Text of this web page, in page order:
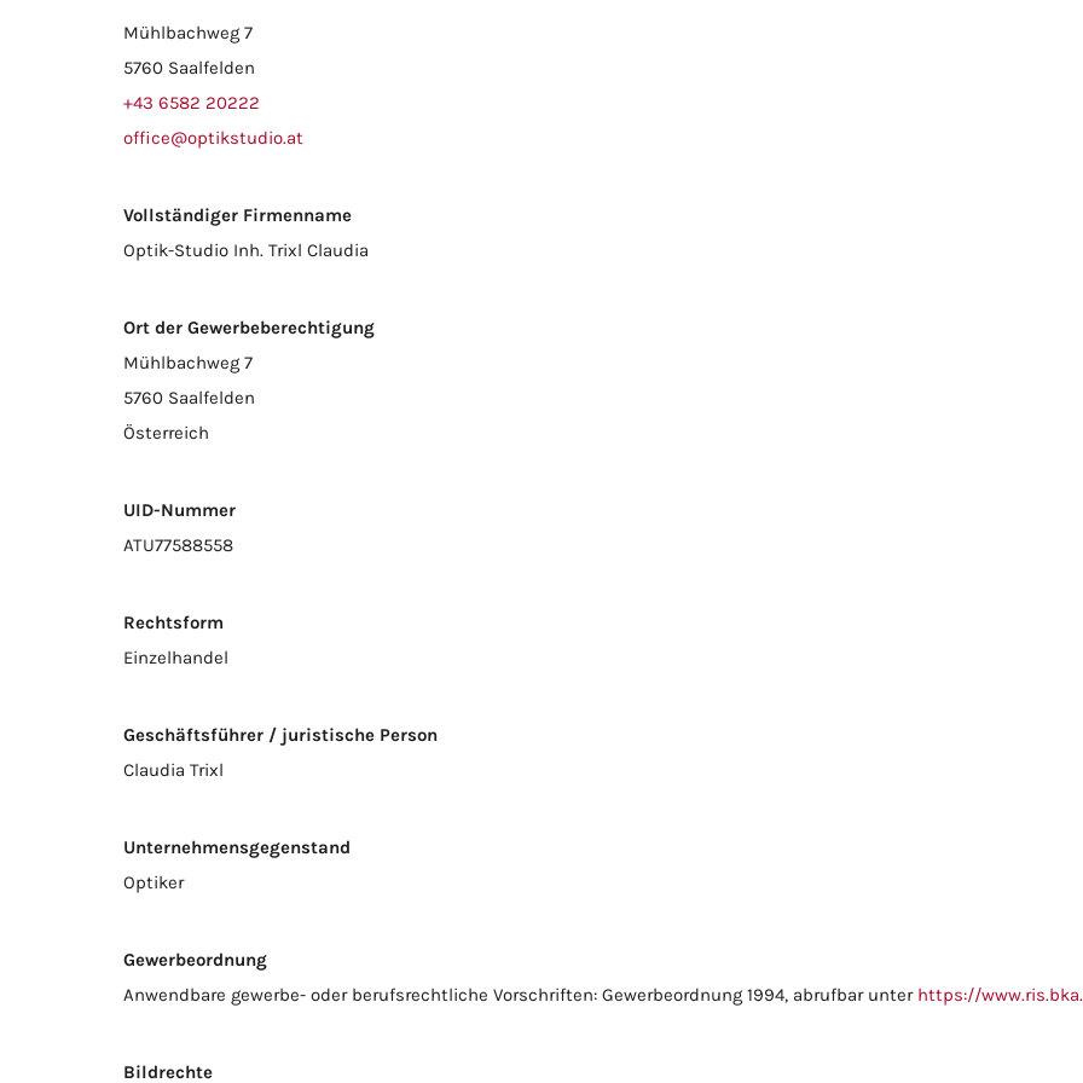
Mühlbachweg 7
5760 Saalfelden
+43 6582 20222
office@optikstudio.at
Vollständiger Firmenname
Optik-Studio Inh. Trixl Claudia
Ort der Gewerbeberechtigung
Mühlbachweg 7
5760 Saalfelden
Österreich
UID-Nummer
ATU77588558
Rechtsform
Einzelhandel
Geschäftsführer / juristische Person
Claudia Trixl
Unternehmensgegenstand
Optiker
Gewerbeordnung
Anwendbare gewerbe- oder berufsrechtliche Vorschriften: Gewerbeordnung 1994, abrufbar unter https://
Bildrechte